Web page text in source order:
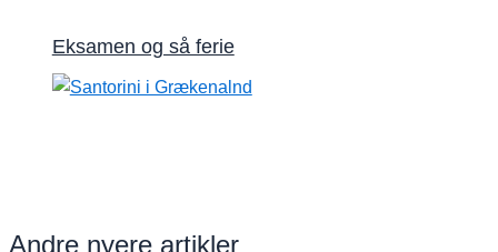
Eksamen og så ferie
Andre nyere artikler